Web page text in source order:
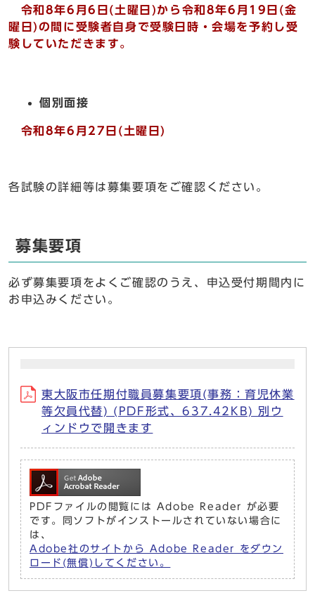
令和8年6月6日(土曜日)から令和8年6月19日(金
曜日)の間に受験者自身で受験日時・会場を予約し受
験していただきます。
個別面接
令和8年6月27日(土曜日)
各試験の詳細等は募集要項をご確認ください。
募集要項
必ず募集要項をよくご確認のうえ、申込受付期間内に
お申込みください。
東大阪市任期付職員募集要項(事務：育児休業
等欠員代替) (PDF形式、637.42KB) 別ウ
ィンドウで開きます
PDFファイルの閲覧には Adobe Reader が必要
です。同ソフトがインストールされていない場合に
は、
Adobe社のサイトから Adobe Reader をダウン
ロード(無償)してください。